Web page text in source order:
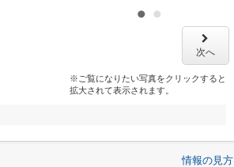
次へ
※ご覧になりたい写真をクリックすると
拡大されて表示されます。
情報の見方